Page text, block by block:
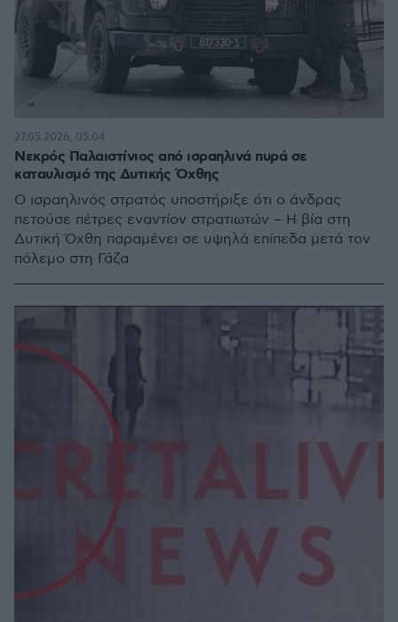
Νεκρός Παλαιστίνιος από ισραηλινά πυρά σε
καταυλισμό της Δυτικής Όχθης
Ο ισραηλινός στρατός υποστήριξε ότι ο άνδρας
πετούσε πέτρες εναντίον στρατιωτών – Η βία στη
Δυτική Όχθη παραμένει σε υψηλά επίπεδα μετά τον
πόλεμο στη Γάζα
27.05.2026, 05:04